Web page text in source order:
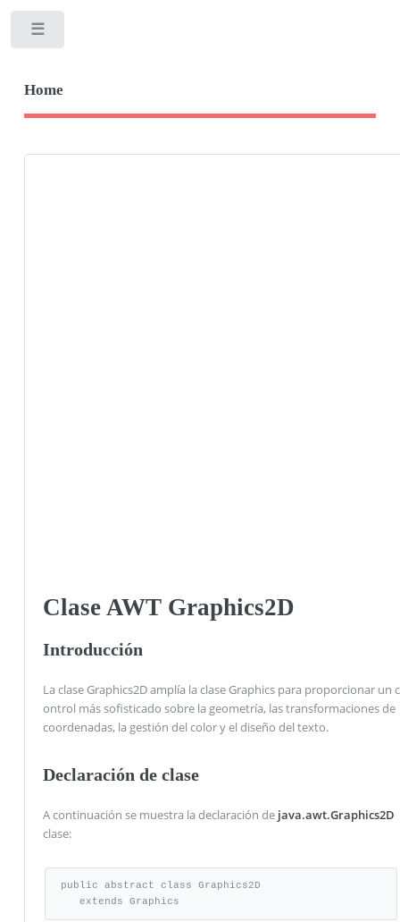
Home
Clase AWT Graphics2D
Introducción
La clase Graphics2D amplía la clase Graphics para proporcionar un c
ontrol más sofisticado sobre la geometría, las transformaciones de
coordenadas, la gestión del color y el diseño del texto.
Declaración de clase
A continuación se muestra la declaración de java.awt.Graphics2D
clase:
public abstract class Graphics2D
   extends Graphics